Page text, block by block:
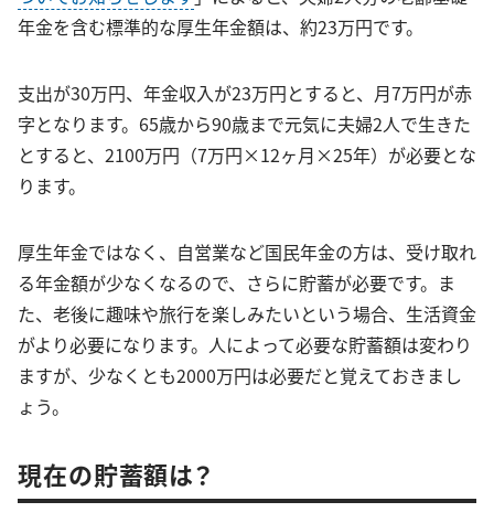
年金を含む標準的な厚生年金額は、約23万円です。
支出が30万円、年金収入が23万円とすると、月7万円が赤
字となります。65歳から90歳まで元気に夫婦2人で生きた
とすると、2100万円（7万円×12ヶ月×25年）が必要とな
ります。
厚生年金ではなく、自営業など国民年金の方は、受け取れ
る年金額が少なくなるので、さらに貯蓄が必要です。ま
た、老後に趣味や旅行を楽しみたいという場合、生活資金
がより必要になります。人によって必要な貯蓄額は変わり
ますが、少なくとも2000万円は必要だと覚えておきまし
ょう。
現在の貯蓄額は？